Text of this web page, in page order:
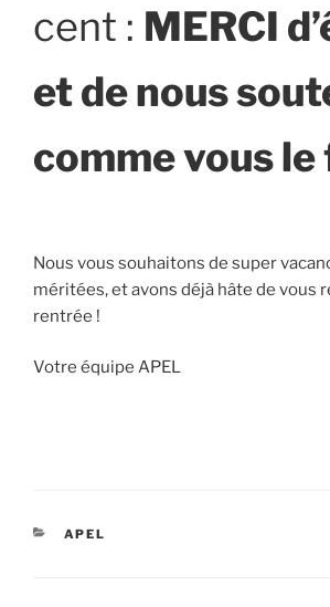
cent : MERCI
et de nous
comme vous le
Nous vous souhaitons de super
méritées, et avons déjà hâte de vous
rentrée !
Votre équipe APEL
CATÉGORIES
APEL